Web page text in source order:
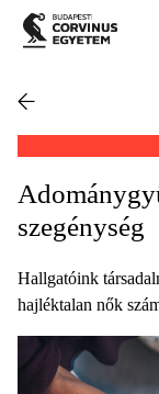
szegénység
Hallgatóink
hajléktalan nők